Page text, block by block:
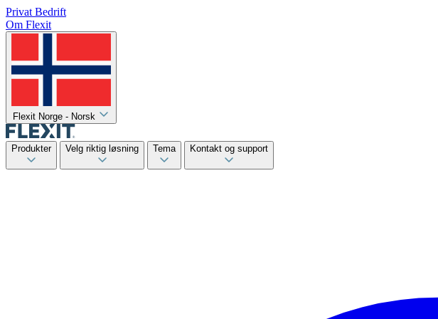
Privat Bedrift
Om Flexit
Flexit Norge - Norsk
Produkter Velg riktig løsning Tema Kontakt og support